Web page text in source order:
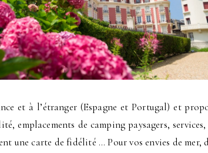
et à l’étranger (Espagne et Portugal) et
emplacements de camping paysagers,
une carte de fidélité … Pour vos envies de mer,